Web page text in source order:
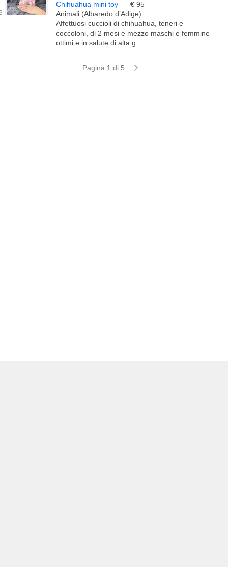
Chihuahua mini toy
€ 95
Animali (Albaredo d’Adige)
Affettuosi cuccioli di chihuahua, teneri e
coccoloni, di 2 mesi e mezzo maschi e femmine
ottimi e in salute di alta g...
Pagina 1 di 5